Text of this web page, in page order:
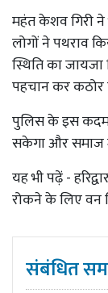
महंत केशव गिरी
लोगों ने पथराव
स्थिति का
पहचान कर कठोर
पुलिस के इस कदम
सकेगा और समाज
यह भी पढ़ें -
रोकने के लिए वन
संबंधित